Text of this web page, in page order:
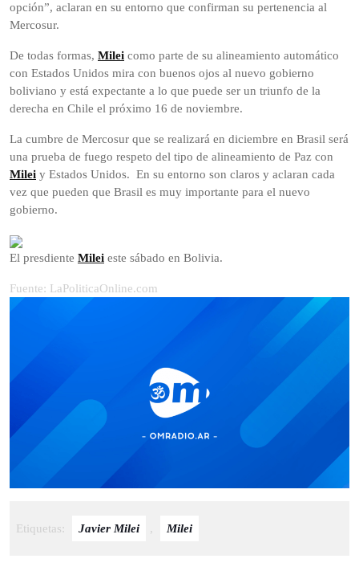
opción”, aclaran en su entorno que confirman su pertenencia al
Mercosur.
De todas formas, Milei como parte de su alineamiento automático
con Estados Unidos mira con buenos ojos al nuevo gobierno
boliviano y está expectante a lo que puede ser un triunfo de la
derecha en Chile el próximo 16 de noviembre.
La cumbre de Mercosur que se realizará en diciembre en Brasil será
una prueba de fuego respeto del tipo de alineamiento de Paz con
Milei y Estados Unidos. En su entorno son claros y aclaran cada
vez que pueden que Brasil es muy importante para el nuevo
gobierno.
El presdiente Milei este sábado en Bolivia.
Fuente: LaPoliticaOnline.com
Etiquetas: Javier Milei , Milei